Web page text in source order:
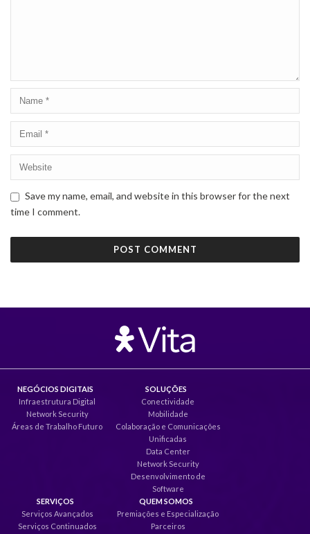
Save my name, email, and website in this browser for the next
time I comment.
NEGÓCIOS DIGITAIS
Infraestrutura Digital
Network Security
Áreas de Trabalho Futuro
SOLUÇÕES
Conectividade
Mobilidade
Colaboração e Comunicações
Unificadas
Data Center
Network Security
Desenvolvimento de
Software
SERVIÇOS
Serviços Avançados
Serviços Continuados
QUEM SOMOS
Premiações e Especialização
Parceiros